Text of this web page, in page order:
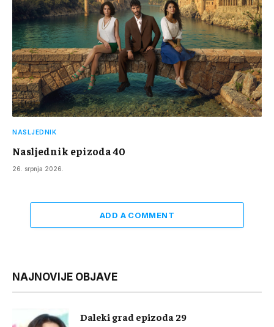
NASLJEDNIK
Nasljednik epizoda 40
26. srpnja 2026.
ADD A COMMENT
NAJNOVIJE OBJAVE
Daleki grad epizoda 29